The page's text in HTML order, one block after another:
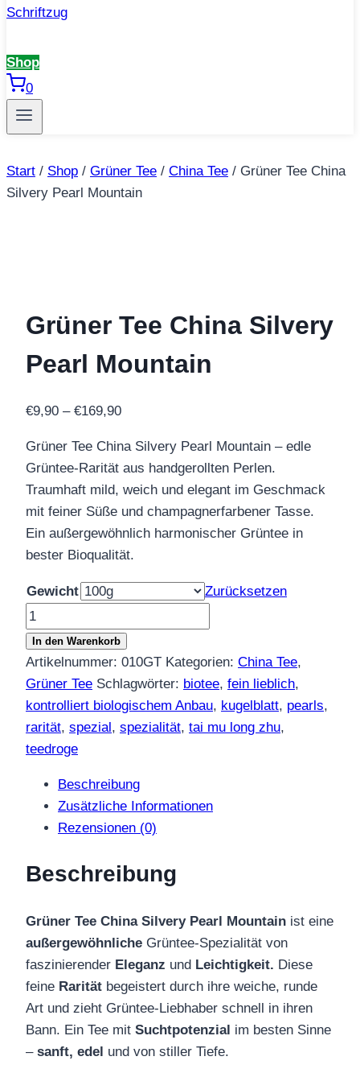
Shop
0
Start / Shop / Grüner Tee / China Tee / Grüner Tee China
Silvery Pearl Mountain
Grüner Tee China Silvery
Pearl Mountain
€9,90 – €169,90Preisspanne:
bis
€169,90
Grüner Tee China Silvery Pearl Mountain – edle
Grüntee-Rarität aus handgerollten Perlen.
Traumhaft mild, weich und elegant im Geschmack
mit feiner Süße und champagnerfarbener Tasse.
Ein außergewöhnlich harmonischer Grüntee in
bester Bioqualität.
Gewicht
Zurücksetzen
Grüner
Tee
China
Silvery
Pearl
Mountain
Menge
In den Warenkorb
Artikelnummer: 010GT Kategorien: China Tee,
Grüner Tee Schlagwörter: biotee, fein lieblich,
kontrolliert biologischem Anbau, kugelblatt, pearls,
rarität, spezial, spezialität, tai mu long zhu,
teedroge
Beschreibung
Zusätzliche Informationen
Rezensionen (0)
Beschreibung
Grüner Tee China Silvery Pearl Mountain ist eine
außergewöhnliche Grüntee-Spezialität von
faszinierender Eleganz und Leichtigkeit. Diese
feine Rarität begeistert durch ihre weiche, runde
Art und zieht Grüntee-Liebhaber schnell in ihren
Bann. Ein Tee mit Suchtpotenzial im besten Sinne
– sanft, edel und von stiller Tiefe.